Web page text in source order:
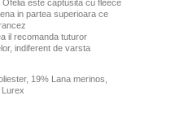
este captusita cu fleece
in partea superioara ce
il recomanda tuturor
indiferent de varsta
19% Lana merinos,
Lurex